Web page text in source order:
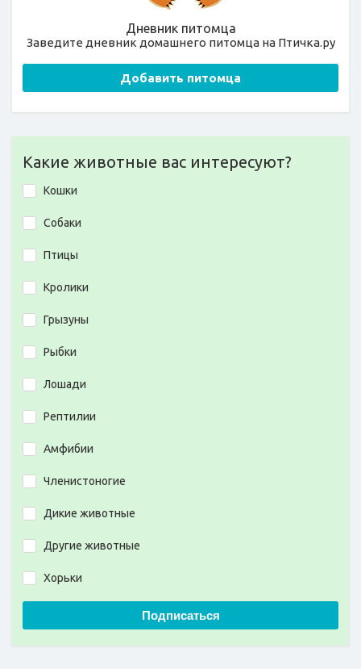
Дневник питомца
Заведите дневник домашнего питомца на Птичка.ру
Добавить питомца
Какие животные вас интересуют?
Кошки
Собаки
Птицы
Кролики
Грызуны
Рыбки
Лошади
Рептилии
Амфибии
Членистоногие
Дикие животные
Другие животные
Хорьки
Подписаться